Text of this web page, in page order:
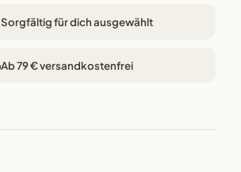
Sorgfältig für dich ausgewählt
Ab 79 € versandkostenfrei